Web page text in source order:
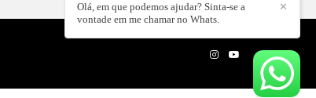
✕
Olá, em que podemos ajudar? Sinta-se a
vontade em me chamar no Whats.